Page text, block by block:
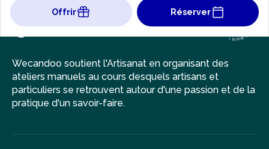
Offrir Réserver
Wecandoo soutient l'Artisanat en organisant des
ateliers manuels au cours desquels artisans et
particuliers se retrouvent autour d'une passion et de la
pratique d'un savoir-faire.